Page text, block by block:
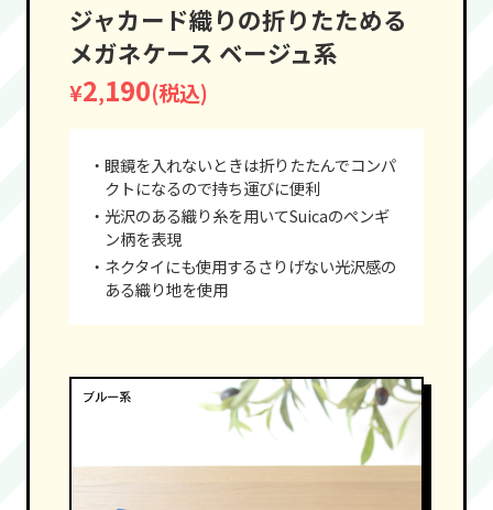
ジャカード織りの折りたためる
メガネケース ベージュ系
¥2,190(税込)
・眼鏡を入れないときは折りたたんでコンパ
クトになるので持ち運びに便利
・光沢のある織り糸を用いてSuicaのペンギ
ン柄を表現
・ネクタイにも使用するさりげない光沢感の
ある織り地を使用